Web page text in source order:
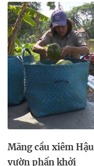
Mãng cầu xiêm
vườn phấn khởi